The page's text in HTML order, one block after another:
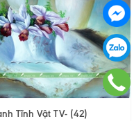
Tĩnh Vật TV- (42)